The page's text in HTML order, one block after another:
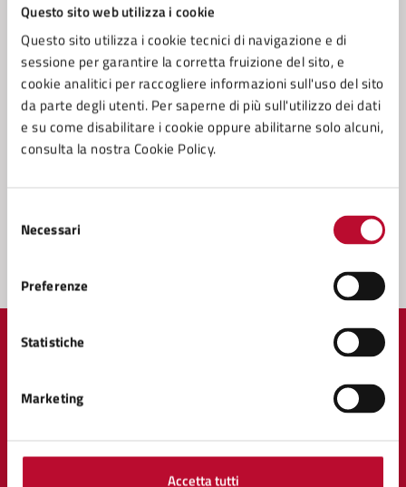
Questo sito web utilizza i cookie
Questo sito utilizza i cookie tecnici di navigazione e di
sessione per garantire la corretta fruizione del sito, e
cookie analitici per raccogliere informazioni sull'uso del sito
da parte degli utenti. Per saperne di più sull'utilizzo dei dati
e su come disabilitare i cookie oppure abilitarne solo alcuni,
consulta la nostra Cookie Policy.
delNecessari
Preferenze
Statistiche
Marketing
Accetta tutti
Contatta il comune
Leggi le domande frequenti
Richiedi assistenza
Prenota appuntamento
Segnala disservizio
Comune di Volterra